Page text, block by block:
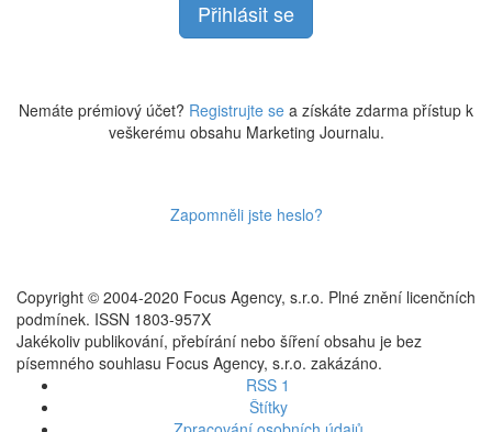
Nemáte prémiový účet? Registrujte se a získáte zdarma přístup k
veškerému obsahu Marketing Journalu.
Zapomněli jste heslo?
Copyright © 2004-2020 Focus Agency, s.r.o. Plné znění licenčních
podmínek. ISSN 1803-957X
Jakékoliv publikování, přebírání nebo šíření obsahu je bez
písemného souhlasu Focus Agency, s.r.o. zakázáno.
RSS 1
Štítky